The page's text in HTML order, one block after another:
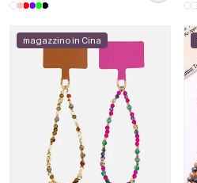
magazzino in Cina